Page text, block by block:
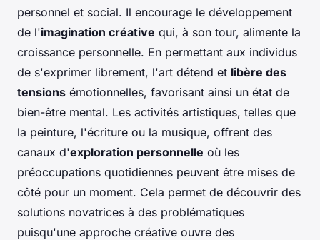
personnel et social. Il encourage le développement
de l'imagination créative qui, à son tour, alimente la
croissance personnelle. En permettant aux individus
de s'exprimer librement, l'art détend et libère des
tensions émotionnelles, favorisant ainsi un état de
bien-être mental. Les activités artistiques, telles que
la peinture, l'écriture ou la musique, offrent des
canaux d'exploration personnelle où les
préoccupations quotidiennes peuvent être mises de
côté pour un moment. Cela permet de découvrir des
solutions novatrices à des problématiques
puisqu'une approche créative ouvre des